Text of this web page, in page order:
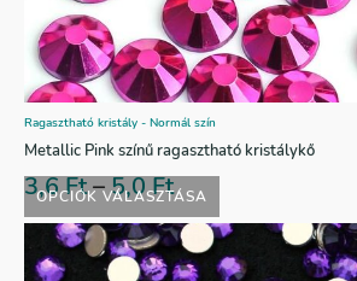
OPCIÓK VÁLASZTÁSA
Ragasztható kristály - Normál szín
Metallic Pink színű ragasztható kristálykő
3,6Ft–5,0Ft